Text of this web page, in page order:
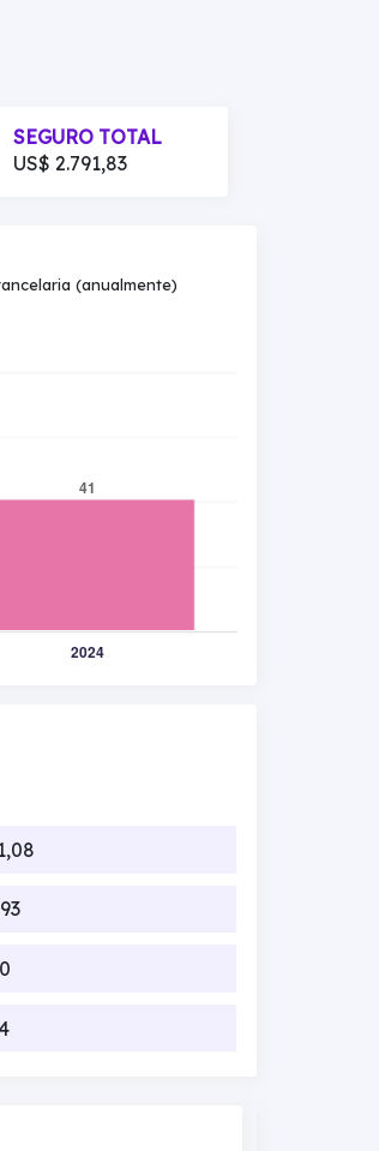
SEGURO TOTAL
US$ 2.791,83
(anualmente)